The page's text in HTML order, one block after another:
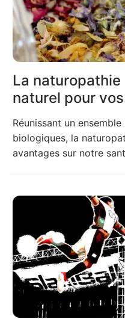
La
naturel pour
Réunissant un
biologiques, la
avantages sur notre